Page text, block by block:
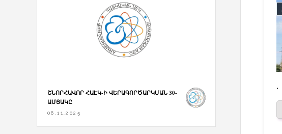
.
ՇՆՈՐՀԱՎՈՐ ՀԱԷԿ-Ի ՎԵՐԱԳՈՐԾԱՐԿՄԱՆ 30-
ԱՄՅԱԿԸ
06.11.2025